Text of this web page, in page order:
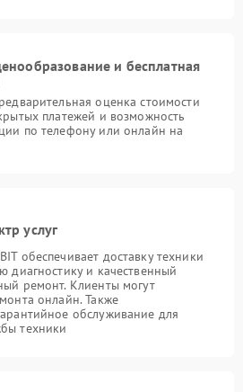
и бесплатная
оценка стоимости
платежей и возможность
по телефону или онлайн на
услуг
обеспечивает доставку техники
диагностику и качественный
ремонт. Клиенты могут
онлайн. Также
обслуживание для
техники